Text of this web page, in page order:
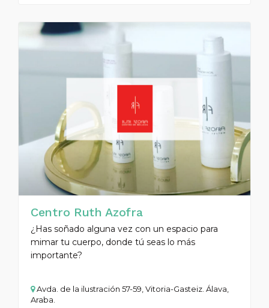
Centro Ruth Azofra
¿Has soñado alguna vez con un espacio para
mimar tu cuerpo, donde tú seas lo más
importante?
Avda. de la ilustración 57-59, Vitoria-Gasteiz. Álava,
Araba.